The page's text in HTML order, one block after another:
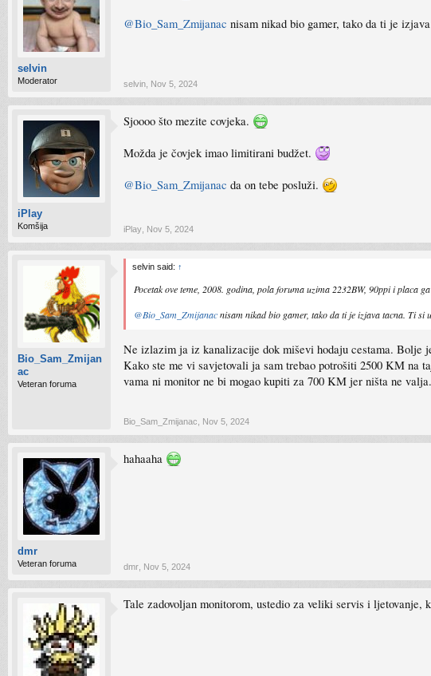
selvin
Moderator
@Bio_Sam_Zmijanac nisam nikad bio gamer, tako da ti je
selvin Nov 5, 2024
iPlay
Komšija
Sjoooo što mezite covjeka.
Možda je čovjek imao limitirani budžet.
@Bio_Sam_Zmijanac da on tebe posluži.
iPlay Nov 5, 2024
Bio_Sam_Zmijan
ac
Veteran foruma
selvin said: ↑
Pocetak ove teme, 2008. godina, pola foruma uzima 2232BW, 90ppi i
@Bio_Sam_Zmijanacnisam nikad bio gamer, tako da ti je izjava tacna. Ti si
Ne izlazim ja iz kanalizacije dok miševi hodaju cestama. Bolje
Kako ste me vi savjetovali ja sam trebao potrošiti 2500 KM na
vama ni monitor ne bi mogao kupiti za 700 KM jer ništa ne valja.
Bio_Sam_Zmijanac
Nov 5, 2024
dmr
Veteran foruma
hahaaha
dmr Nov 5, 2024
Tale zadovoljan monitorom, ustedio za veliki servis i ljetovanje,